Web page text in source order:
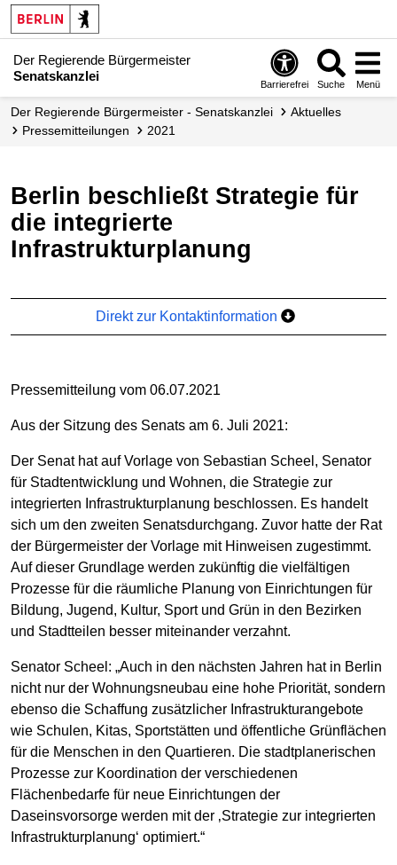
Der Regierende Bürgermeister
Senatskanzlei
Barrierefrei Suche Menü
Der Regierende Bürgermeister - Senatskanzlei
Aktuelles
Presse­mitteilungen
2021
Berlin beschließt Strategie für
die integrierte
Infrastrukturplanung
Direkt zur Kontaktinformation
Pressemitteilung vom 06.07.2021
Aus der Sitzung des Senats am 6. Juli 2021:
Der Senat hat auf Vorlage von Sebastian Scheel, Senator
für Stadtentwicklung und Wohnen, die Strategie zur
integrierten Infrastrukturplanung beschlossen. Es handelt
sich um den zweiten Senatsdurchgang. Zuvor hatte der Rat
der Bürgermeister der Vorlage mit Hinweisen zugestimmt.
Auf dieser Grundlage werden zukünftig die vielfältigen
Prozesse für die räumliche Planung von Einrichtungen für
Bildung, Jugend, Kultur, Sport und Grün in den Bezirken
und Stadtteilen besser miteinander verzahnt.
Senator Scheel: „Auch in den nächsten Jahren hat in Berlin
nicht nur der Wohnungsneubau eine hohe Priorität, sondern
ebenso die Schaffung zusätzlicher Infrastrukturangebote
wie Schulen, Kitas, Sportstätten und öffentliche Grünflächen
für die Menschen in den Quartieren. Die stadtplanerischen
Prozesse zur Koordination der verschiedenen
Flächenbedarfe für neue Einrichtungen der
Daseinsvorsorge werden mit der ‚Strategie zur integrierten
Infrastrukturplanung‘ optimiert.“